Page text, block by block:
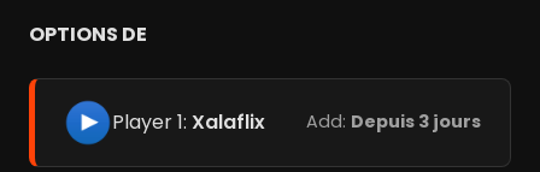
OPTIONS DE
Player 1: Xalaflix Add: Depuis 3 jours